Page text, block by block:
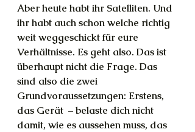
Aber heute habt ihr Satelliten. Und
ihr habt auch schon welche richtig
weit weggeschickt für eure
Verhältnisse. Es geht also. Das ist
überhaupt nicht die Frage. Das
sind also die zwei
Grundvoraussetzungen: Erstens,
das Gerät  – belaste dich nicht
damit, wie es aussehen muss, das